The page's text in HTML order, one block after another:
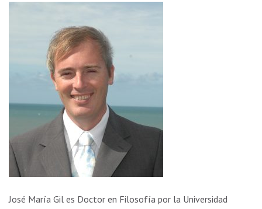
José María Gil es Doctor en Filosofía por la Universidad